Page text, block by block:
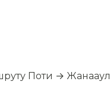
Поти → Жанааул